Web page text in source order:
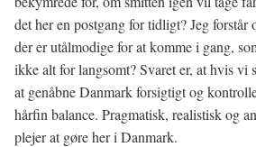
det her en postgang for tidligt? Jeg forstår
der er utålmodige for at komme i gang,
ikke alt for langsomt? Svaret er, at hvis vi
at genåbne Danmark forsigtigt og
hårfin balance. Pragmatisk, realistisk og
plejer at gøre her i Danmark.